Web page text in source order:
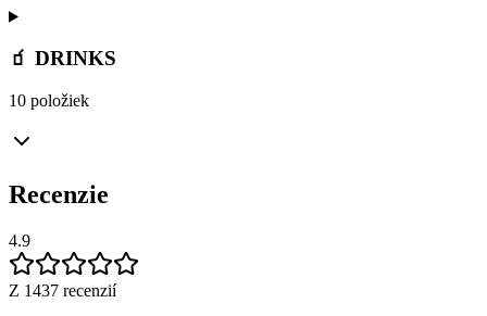
🧃 DRINKS
10 položiek
Recenzie
4.9
Z 1437 recenzií